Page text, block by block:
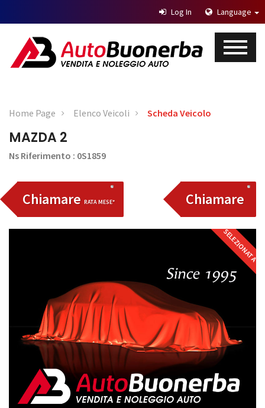
Log In Language
Home Page Elenco Veicoli Scheda Veicolo
MAZDA 2
Ns Riferimento : 0S1859
Chiamare RATA MESE* Chiamare
SELEZIONATA